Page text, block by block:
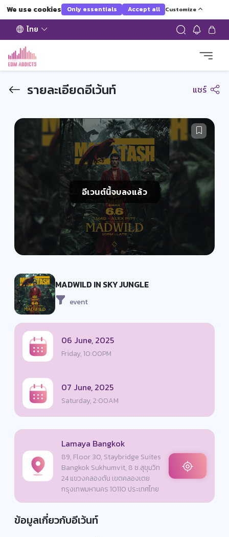
We use cookies Only essentials Accept all Customize
ไทย
รายละเอียดอีเว้นท์ แชร์
อีเวนต์นี้จบลงแล้ว
MADWILD IN SKY JUNGLE
event
06 June, 2025
Friday, 10:00PM
07 June, 2025
Saturday, 2:00AM
Lamaya Bangkok
89, Floor 30, Staybridge Suites
Bangkok Sukhumvit, 8 ซ.สุขุมวิท
24 แขวงคลองตัน เขตคลองเตย
กรุงเทพมหานคร 10110 ประเทศไทย
ข้อมูลเกี่ยวกับอีเว้นท์